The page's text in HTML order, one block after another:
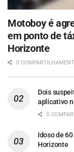
Motoboy é
em ponto de
Horizonte
0
Dois
aplicativo
0
Idoso de
Horizonte